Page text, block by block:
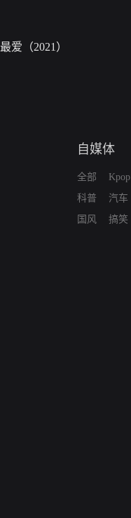
最爱（2021）
自媒体
全部
科普
国风
Kpop
汽车
搞笑